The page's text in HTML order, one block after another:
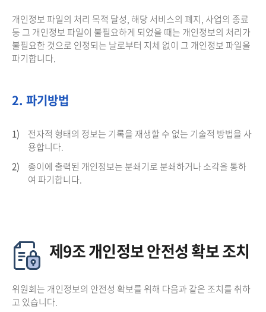
개인정보 파일의 처리 목적 달성, 해당 서비스의 폐지, 사업의 종료
등 그 개인정보 파일이 불필요하게 되었을 때는 개인정보의 처리가
불필요한 것으로 인정되는 날로부터 지체 없이 그 개인정보 파일을
파기합니다.
2. 파기방법
1)
전자적 형태의 정보는 기록을 재생할 수 없는 기술적 방법을 사
용합니다.
2)
종이에 출력된 개인정보는 분쇄기로 분쇄하거나 소각을 통하
여 파기합니다.
제9조 개인정보 안전성 확보 조치
위원회는 개인정보의 안전성 확보를 위해 다음과 같은 조치를 취하
고 있습니다.